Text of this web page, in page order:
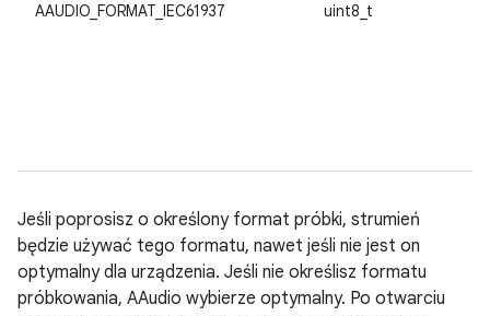
AAUDIO_FORMAT_IEC61937 uint8_t
Jeśli poprosisz o określony format próbki, strumień
będzie używać tego formatu, nawet jeśli nie jest on
optymalny dla urządzenia. Jeśli nie określisz formatu
próbkowania, AAudio wybierze optymalny. Po otwarciu